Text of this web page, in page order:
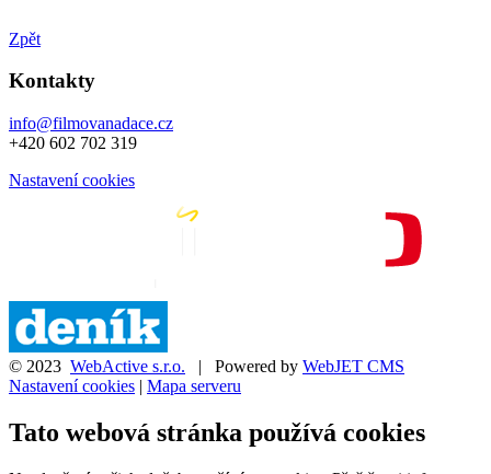
Zpět
Kontakty
info@filmovanadace.cz
+420 602 702 319
Nastavení cookies
© 2023 WebActive s.r.o. | Powered by WebJET CMS
Nastavení cookies | Mapa serveru
Tato webová stránka používá cookies